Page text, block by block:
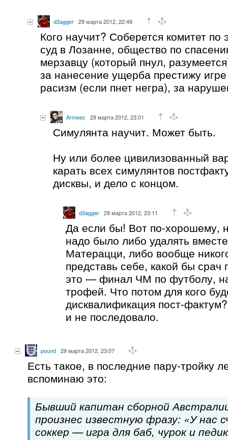
d3agger 29 марта 2012, 22:49
Кого научит? Соберется комитет
суд в Лозанне, общество по
мерзавцу (который пнул,
за нанесение ущерба престижу
расизм (если пнет негра), за
Armeec 29 марта 2012, 23:01
Симулянта научит. Может быть.
Ну или более цивилизованный
карать всех симулянтов
дисквы, и дело с концом.
d3agger 29 марта 2012, 23:11
Да если бы! Вот по-хорошему,
надо было либо удалять
Матерацци, либо вообще
представь себе, какой бы срач
это — финал ЧМ по футболу,
трофей. Что потом для кого
дисквалификация пост-
и не последовало.
pound 29 марта 2012, 23:07
Есть такое, в последние пару-тройку
вспоминаю это:
Бывший капитан сборной
произнес известную фразу: «У нас
соккер — игра для баб, чурок и